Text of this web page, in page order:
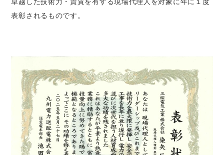
表彰されるものです。